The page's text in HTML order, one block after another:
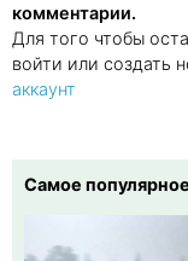
комментарии.
Для того чтобы
войти или создать
аккаунт
Самое